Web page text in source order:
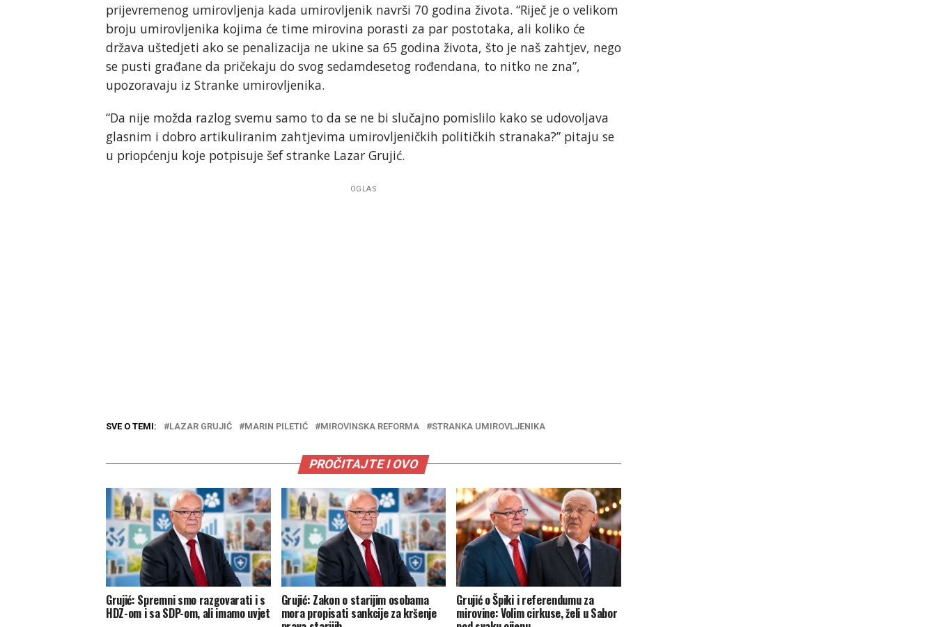
prijevremenog umirovljenja kada umirovljenik navrši 70 godina života. “Riječ je o velikom
broju umirovljenika kojima će time mirovina porasti za par postotaka, ali koliko će
država uštedjeti ako se penalizacija ne ukine sa 65 godina života, što je naš zahtjev, nego
se pusti građane da pričekaju do svog sedamdesetog rođendana, to nitko ne zna”,
upozoravaju iz Stranke umirovljenika.
“Da nije možda razlog svemu samo to da se ne bi slučajno pomislilo kako se udovoljava
glasnim i dobro artikuliranim zahtjevima umirovljeničkih političkih stranaka?” pitaju se
u priopćenju koje potpisuje šef stranke Lazar Grujić.
OGLAS
SVE O TEMI: LAZAR GRUJIĆ MARIN PILETIĆ MIROVINSKA REFORMA STRANKA UMIROVLJENIKA
PROČITAJTE I OVO
Grujić: Spremni smo razgovarati i s
HDZ-om i sa SDP-om, ali imamo uvjet
Grujić: Zakon o starijim osobama
mora propisati sankcije za kršenje
Grujić o Špiki i referendumu za
mirovine: Volim cirkuse, želi u Sabor